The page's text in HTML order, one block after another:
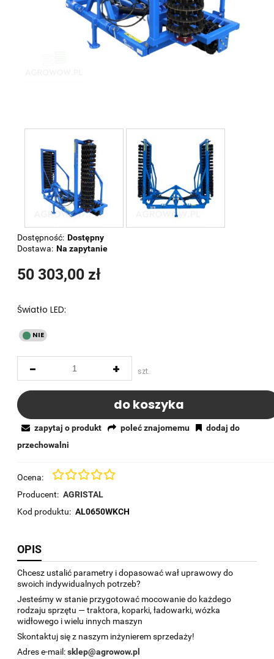
Dostępność: Dostępny
Dostawa: Na zapytanie
50 303,00 zł
Światło LED:
- + szt.
do koszyka
Ocena:
Producent: AGRISTAL
Kod produktu: AL0650WKCH
zapytaj o produkt poleć znajomemu
dodaj do
przechowalni
OPIS
Chcesz ustalić parametry i dopasować wał uprawowy do
swoich indywidualnych potrzeb?
Jesteśmy w stanie przygotować mocowanie do każdego
rodzaju sprzętu — traktora, koparki, ładowarki, wózka
widłowego i wielu innych maszyn
Skontaktuj się z naszym inżynierem sprzedaży!
Adres e-mail:sklep@agrowow.pl